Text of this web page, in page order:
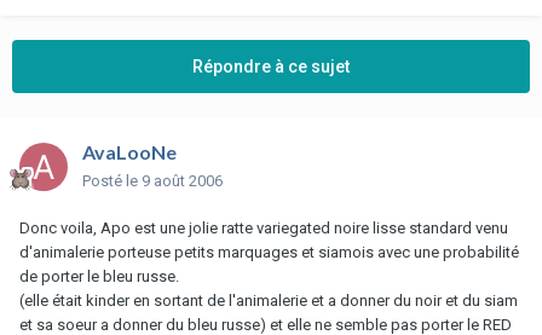
Répondre à ce sujet
AvaLooNe
Posté le 9 août 2006
Donc voila, Apo est une jolie ratte variegated noire lisse standard venu
d'animalerie porteuse petits marquages et siamois avec une probabilité
de porter le bleu russe.
(elle était kinder en sortant de l'animalerie et a donner du noir et du siam
et sa soeur a donner du bleu russe) et elle ne semble pas porter le RED